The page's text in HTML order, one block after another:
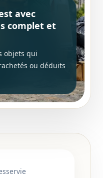
avec
complet et
objets qui
ou déduits